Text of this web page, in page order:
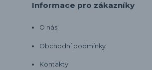
Informace pro zákazníky
O nás
Obchodní podmínky
Kontakty